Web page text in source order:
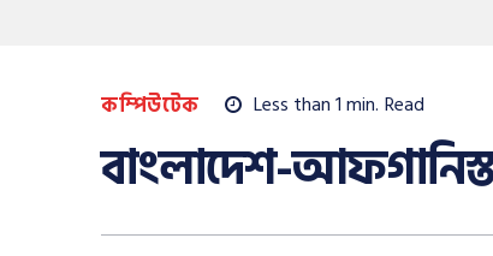
কম্পিউটেক Less than 1min. Read
বাংলাদেশ-